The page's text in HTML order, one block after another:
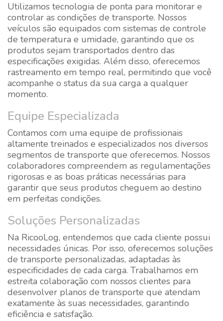
Utilizamos tecnologia de ponta para monitorar e
controlar as condições de transporte. Nossos
veículos são equipados com sistemas de controle
de temperatura e umidade, garantindo que os
produtos sejam transportados dentro das
especificações exigidas. Além disso, oferecemos
rastreamento em tempo real, permitindo que você
acompanhe o status da sua carga a qualquer
momento.
Equipe Especializada
Contamos com uma equipe de profissionais
altamente treinados e especializados nos diversos
segmentos de transporte que oferecemos. Nossos
colaboradores compreendem as regulamentações
rigorosas e as boas práticas necessárias para
garantir que seus produtos cheguem ao destino
em perfeitas condições.
Soluções Personalizadas
Na RicooLog, entendemos que cada cliente possui
necessidades únicas. Por isso, oferecemos soluções
de transporte personalizadas, adaptadas às
especificidades de cada carga. Trabalhamos em
estreita colaboração com nossos clientes para
desenvolver planos de transporte que atendam
exatamente às suas necessidades, garantindo
eficiência e satisfação.